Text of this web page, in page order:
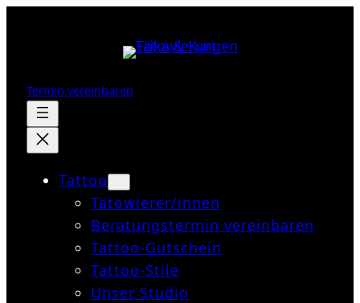
Termin vereinbaren
Tattoo
Tätowierer/innen
Beratungstermin vereinbaren
Tattoo-Gutschein
Tattoo-Stile
Unser Studio